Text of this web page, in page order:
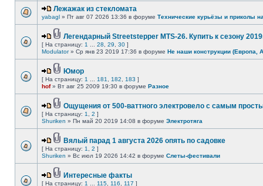
Лежажак из стекломата
yabagl » Пт авг 07 2026 13:36 в форуме Технические курьёзы и приколы
Легендарный Streetstepper MTS-26. Купить к сезону
[ На страницу: 1 28 29 30 ]
Modulator» Ср янв 23 2019 17:36 в форуме Не наши конструкции (Европа,
Юмор
[ На страницу: 1 181 182 183 ]
hof» Вт авг 25 2009 19:30 в форуме Разное
Ощущения от 500-ваттного электровело с самым
[ На страницу: 1 2 ]
Shuriken » Пн май 20 2019 14:08 в форуме Электротяга
Вялый парад 1 августа 2026 опять по садовке
[ На страницу: 1 2 ]
Shuriken » Вс июл 19 2026 14:42 в форуме Слеты-фестивали
Интересные факты
[ На страницу: 1 115 116 117 ]